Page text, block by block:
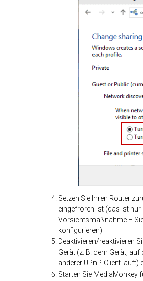
Setzen Sie Ihren Router
eingefroren ist (das ist nur
Vorsichtsmaßnahme –
konfigurieren)
Deaktivieren/reaktivieren
Gerät (z. B. dem Gerät,
anderer UPnP-Client läuft)
Starten Sie MediaMonkey